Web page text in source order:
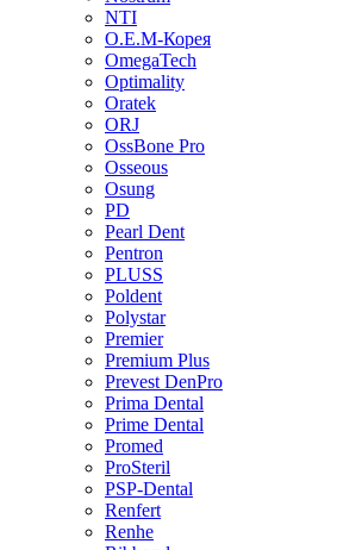
NTI
O.E.M-Корея
OmegaTech
Optimality
Oratek
ORJ
OssBone Pro
Osseous
Osung
PD
Pearl Dent
Pentron
PLUSS
Poldent
Polystar
Premier
Premium Plus
Prevest DenPro
Prima Dental
Prime Dental
Promed
ProSteril
PSP-Dental
Renfert
Renhe